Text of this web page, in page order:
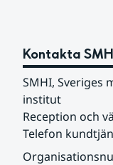
Kontakta
SMHI, Sveriges
institut
Reception och
Telefon